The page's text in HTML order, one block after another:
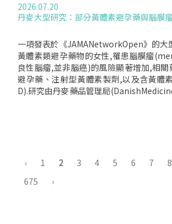
免疫調節.吃鳳梨可以讓皮膚變好嗎？在皮
認為鳳梨中的維生素C有助於膠原蛋白生
不能取代日常保養.為什麼有些人吃鳳梨
吃鳳梨時會感到嘴巴或舌頭刺痛、發麻.專
酵素會分解蛋白質,加上水果本身的天然酸
只要不是對鳳梨過敏,通常無須擔心.鳳梨
言,除非對鳳梨過敏,大多數人都可將鳳梨
瀉及口腔、喉嚨刺激；其天然酸性也可能
的技能差距為了驗證這項假說,研究人員設
受試者慣用手臂與非慣用手臂間的技能差
標時的三種手臂動作——分別是一般伸手
負重伸手,以及在前臂上綁一根的輕質木枝
作中,受試者的慣用手臂與非慣用手臂表現
重,兩側手臂的表現依然相近.但當加上木
制力與精確度,慣用手臂的表現便明顯優於
手肘上書寫.當用手肘書寫時,慣用手的優
而且都比非慣用手先前的表現還要好.研究
方向,也有助於人們更深入理解大腦是如何
2026.07.20
丹麥大型研究：部分黃體素避孕藥與腦膜
一項發表於《JAMANetworkOpen》的大
黃體素類避孕藥物的女性,罹患腦膜瘤
良性腦瘤,並非腦癌)的風險顯著增加,相
避孕藥、注射型黃體素製劑,以及含黃體
D).研究由丹麥藥品管理局
其中有8種與腦膜瘤呈現統計上的顯著關
險則超過4倍.研究也發現,在過去一年內曾
作者指出,不同黃體素的風險差異很大,而
‹ 1 2 3 4 5 6 7 8
675
›